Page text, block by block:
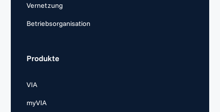
Vernetzung
Betriebsorganisation
Produkte
VIA
myVIA